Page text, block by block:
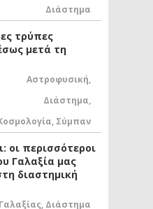
Διάστημα
τρύπες
μετά τη
Αστροφυσική,
Διάστημα,
, Σύμπαν
οι περισσότεροι
Γαλαξία μας
διαστημική
Γαλαξίας, Διάστημα